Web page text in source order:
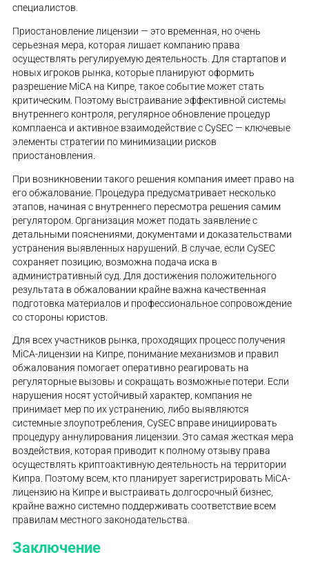
специалистов.
Приостановление лицензии — это временная, но очень
серьезная мера, которая лишает компанию права
осуществлять регулируемую деятельность. Для стартапов и
новых игроков рынка, которые планируют оформить
разрешение MiCA на Кипре, такое событие может стать
критическим. Поэтому выстраивание эффективной системы
внутреннего контроля, регулярное обновление процедур
комплаенса и активное взаимодействие с CySEC — ключевые
элементы стратегии по минимизации рисков
приостановления.
При возникновении такого решения компания имеет право на
его обжалование. Процедура предусматривает несколько
этапов, начиная с внутреннего пересмотра решения самим
регулятором. Организация может подать заявление с
детальными пояснениями, документами и доказательствами
устранения выявленных нарушений. В случае, если CySEC
сохраняет позицию, возможна подача иска в
административный суд. Для достижения положительного
результата в обжаловании крайне важна качественная
подготовка материалов и профессиональное сопровождение
со стороны юристов.
Для всех участников рынка, проходящих процесс получения
MiCA-лицензии на Кипре, понимание механизмов и правил
обжалования помогает оперативно реагировать на
регуляторные вызовы и сокращать возможные потери. Если
нарушения носят устойчивый характер, компания не
принимает мер по их устранению, либо выявляются
системные злоупотребления, CySEC вправе инициировать
процедуру аннулирования лицензии. Это самая жесткая мера
воздействия, которая приводит к полному отзыву права
осуществлять криптоактивную деятельность на территории
Кипра. Поэтому всем, кто планирует зарегистрировать MiCA-
лицензию на Кипре и выстраивать долгосрочный бизнес,
крайне важно системно поддерживать соответствие всем
правилам местного законодательства.
Заключение